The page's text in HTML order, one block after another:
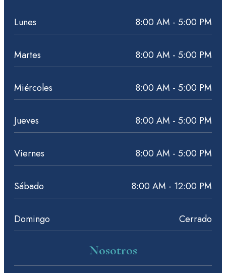
Nosotros
Lunes 8:00 AM - 5:00 PM
Martes 8:00 AM - 5:00 PM
Miércoles 8:00 AM - 5:00 PM
Jueves 8:00 AM - 5:00 PM
Viernes 8:00 AM - 5:00 PM
Sábado 8:00 AM - 12:00 PM
Domingo Cerrado